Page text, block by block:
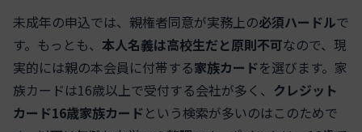
未成年の申込では、親権者同意が実務上の必須ハードルで
す。もっとも、 本人名義は高校生だと原則不可なので、現
実的には親の本会員に付帯する家族カードを選びます。家
族カードは16歳以上で受付する会社が多く、 クレジット
カード16歳家族カードという検索が多いのはこのためで